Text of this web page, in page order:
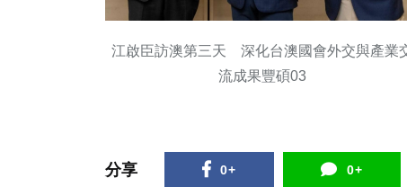
江啟臣訪澳第三天 深化台澳國會外交與產業
流成果豐碩03
分享 0+ 0+